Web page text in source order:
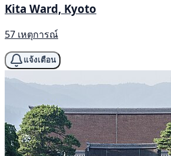
Kita Ward, Kyoto
57 เหตุการณ์
แจ้งเตือน